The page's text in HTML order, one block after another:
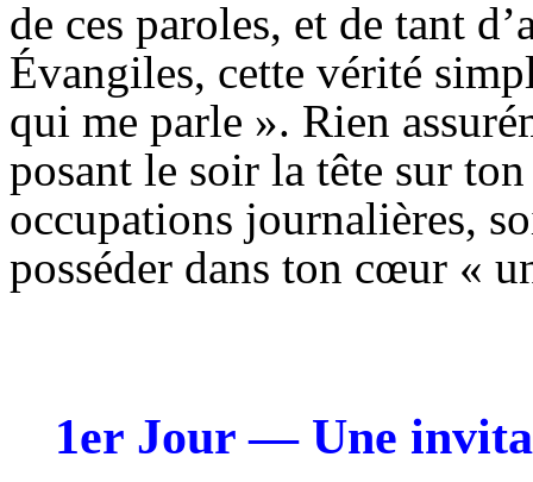
de ces paroles, et de tant
Évangiles, cette vérité
qui me parle ». Rien
posant le soir la tête sur
occupations journalières,
posséder dans ton cœur «
1er Jour— Une